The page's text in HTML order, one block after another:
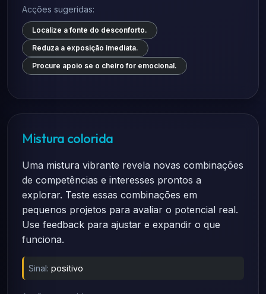
Acções sugeridas:
Localize a fonte do desconforto.
Reduza a exposição imediata.
Procure apoio se o cheiro for emocional.
Mistura colorida
Uma mistura vibrante revela novas combinações
de competências e interesses prontos a
explorar. Teste essas combinações em
pequenos projetos para avaliar o potencial real.
Use feedback para ajustar e expandir o que
funciona.
Sinal: positivo